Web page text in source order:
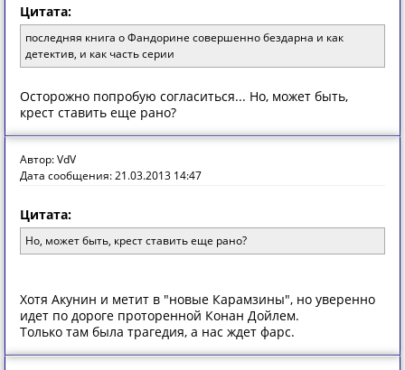
Цитата:
последняя книга о Фандорине совершенно бездарна и как
детектив, и как часть серии
Осторожно попробую согласиться... Но, может быть,
крест ставить еще рано?
Автор: VdV
Дата сообщения: 21.03.2013 14:47
Цитата:
Но, может быть, крест ставить еще рано?
Хотя Акунин и метит в "новые Карамзины", но уверенно
идет по дороге проторенной Конан Дойлем.
Только там была трагедия, а нас ждет фарс.